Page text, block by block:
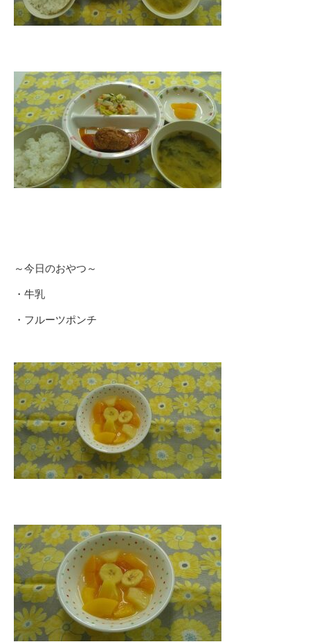
～今日のおやつ～
・牛乳
・フルーツポンチ